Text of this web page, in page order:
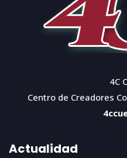
4C
Centro de Creadores
Actualidad